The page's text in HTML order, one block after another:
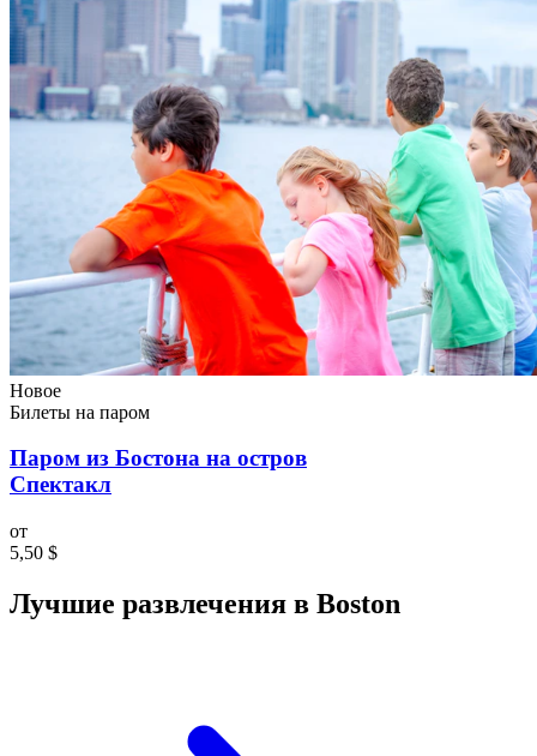
Новое
Билеты на паром
Паром из Бостона на остров
Спектакл
от
5,50 $
Лучшие развлечения в Boston